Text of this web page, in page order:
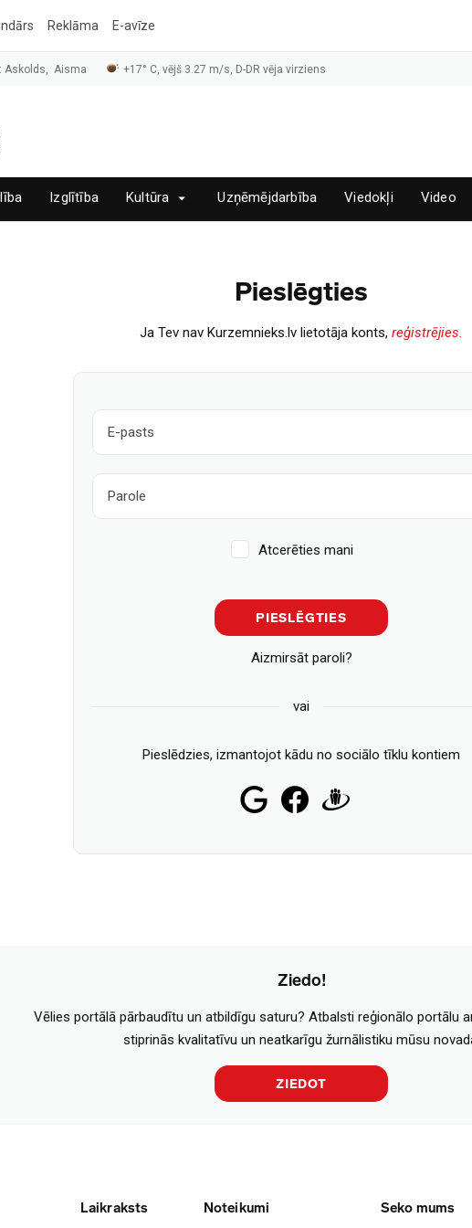
Reklāma E-avīze
Askolds, Aisma +17° C, vējš 3.27 m/s, D-DR vēja virziens
Izglītība Kultūra Uzņēmējdarbība Viedokļi Video
Pieslēgties
Ja Tev nav Kurzemnieks.lv lietotāja konts, reģistrējies.
Atcerēties mani
PIESLĒGTIES
Aizmirsāt paroli?
vai
Pieslēdzies, izmantojot kādu no sociālo tīklu kontiem
Ziedo!
Vēlies portālā pārbaudītu un atbildīgu saturu? Atbalsti reģionālo portālu
stiprinās kvalitatīvu un neatkarīgu žurnālistiku mūsu
ZIEDOT
Laikraksts Noteikumi Seko mums